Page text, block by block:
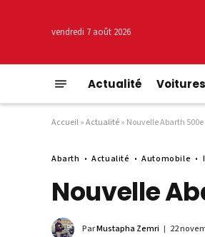
vendredi 7 août 2026
Actualité
Accueil»Actualité» Nouvelle Abarth
Abarth Actualité Automobile
Nouvelle
ParMustapha Zemri 22